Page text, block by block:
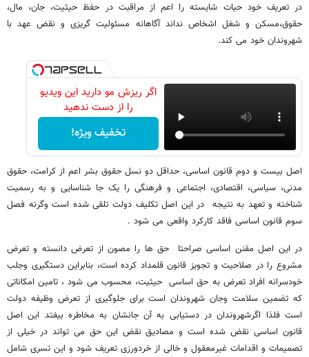
در تعریف خود حیات شایسته را اعم از مراقبت در حفظ حیثیت، جان، مال،
حقوق،مسکن و شغل اشخاص نداند آگاهانه مسئولیت گریزی و نقض عهد با
شهروندان خود می کند.
اگر ریزش مو دارید این ویدیو
را از دست ندهید
تخفیف ویژه!
اصل بیست و دوم قانون اساسی، حداقل دو نسل حقوق بشر اعم از کرامت، حقوق
مدنی، سیاسی، اقتصادی، اجتماعی و فرهنگی را یک جا شناسایی و به رسمیت
شناخته و تعهد به نتیجه در این اصل تکلیف دولت تلقی شده است وگرنه فصل
سوم قانون اساسی فاقد کارکرد واقعی می شود .
در این اصل مقنن اساسی صراحتا حق ها را مصون از تعرض دانسته و تعرض
مشروع را در صلاحیت و تجویز قانون قلمداد کرده است، بنابراین دستگیری وجلب
خودسرانه افراد تعرض به حق اساسی حیثیت، محسوب می شود ، تامین امکاناتی
که تضمین سلامت وجان شهروندان است برای جلوگیری از تعرض وظیفه دولت
است فلذا اگرشهروندان در دستیابی به آن جانشان به مخاطره بیفتد این اصل
قانون اساسی نقض شده است و مصادیق نقض این حق می تواند در خیلی از
تصمیمات و اقدامات غیرمعقول و خالی از خردورزی تعریف شود و این تسری شامل